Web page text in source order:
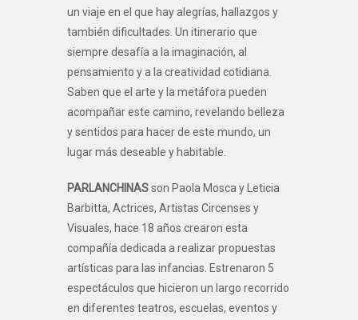
un viaje en el que hay alegrías, hallazgos y
también dificultades. Un itinerario que
siempre desafía a la imaginación, al
pensamiento y a la creatividad cotidiana.
Saben que el arte y la metáfora pueden
acompañar este camino, revelando belleza
y sentidos para hacer de este mundo, un
lugar más deseable y habitable.
PARLANCHINASson Paola Mosca y Leticia
Barbitta, Actrices, Artistas Circenses y
Visuales, hace 18 años crearon esta
compañía dedicada a realizar propuestas
artísticas para las infancias. Estrenaron 5
espectáculos que hicieron un largo recorrido
en diferentes teatros, escuelas, eventos y